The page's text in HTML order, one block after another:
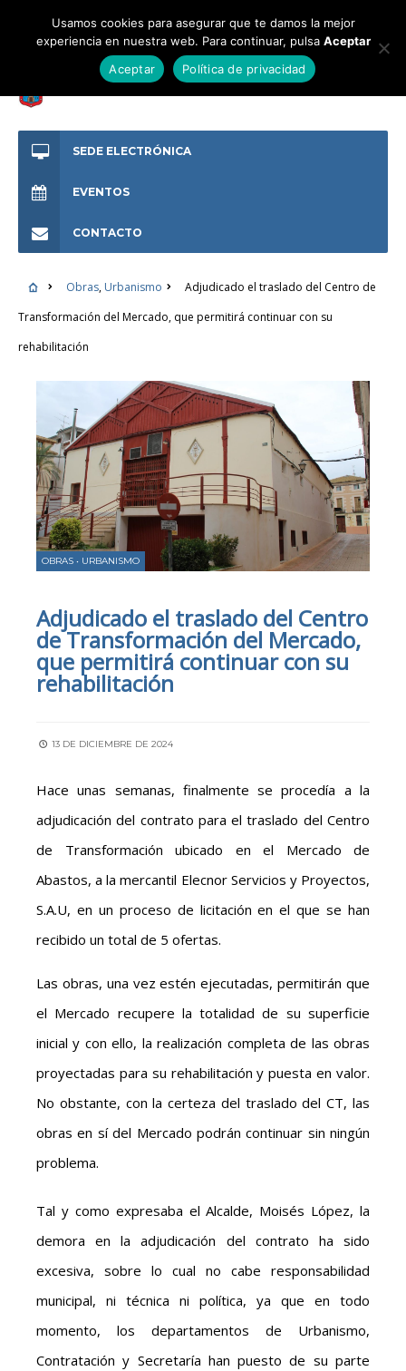
SEDE ELECTRÓNICA
EVENTOS
CONTACTO
Obras, Urbanismo
Adjudicado el traslado del Centro de
Transformación del Mercado, que permitirá continuar con su
rehabilitación
OBRAS • URBANISMO
Adjudicado el traslado del Centro
de Transformación del Mercado,
que permitirá continuar con su
rehabilitación
13 DE DICIEMBRE DE 2024
Hace unas semanas, finalmente se procedía a la
adjudicación del contrato para el traslado del Centro
de Transformación ubicado en el Mercado de
Abastos, a la mercantil Elecnor Servicios y Proyectos,
S.A.U, en un proceso de licitación en el que se han
recibido un total de 5 ofertas.
Las obras, una vez estén ejecutadas, permitirán que
el Mercado recupere la totalidad de su superficie
inicial y con ello, la realización completa de las obras
proyectadas para su rehabilitación y puesta en valor.
No obstante, con la certeza del traslado del CT, las
obras en sí del Mercado podrán continuar sin ningún
problema.
Tal y como expresaba el Alcalde, Moisés López, la
demora en la adjudicación del contrato ha sido
excesiva, sobre lo cual no cabe responsabilidad
municipal, ni técnica ni política, ya que en todo
momento, los departamentos de Urbanismo,
Contratación y Secretaría han puesto de su parte
Usamos cookies para asegurar que te damos la mejor
experiencia en nuestra web. Para continuar, pulsa Aceptar
Aceptar
Política de privacidad